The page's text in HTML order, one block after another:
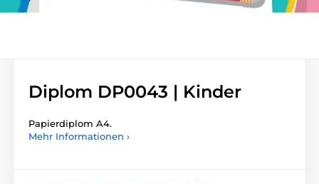
Diplom DP0043 | Kinder
Papierdiplom A4.
Mehr Informationen ›